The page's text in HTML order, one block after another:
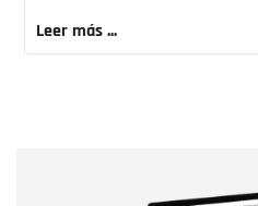
Leer más ...